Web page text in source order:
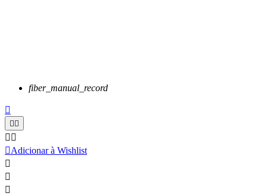
fiber_manual_record

 
 
Adicionar à Wishlist


